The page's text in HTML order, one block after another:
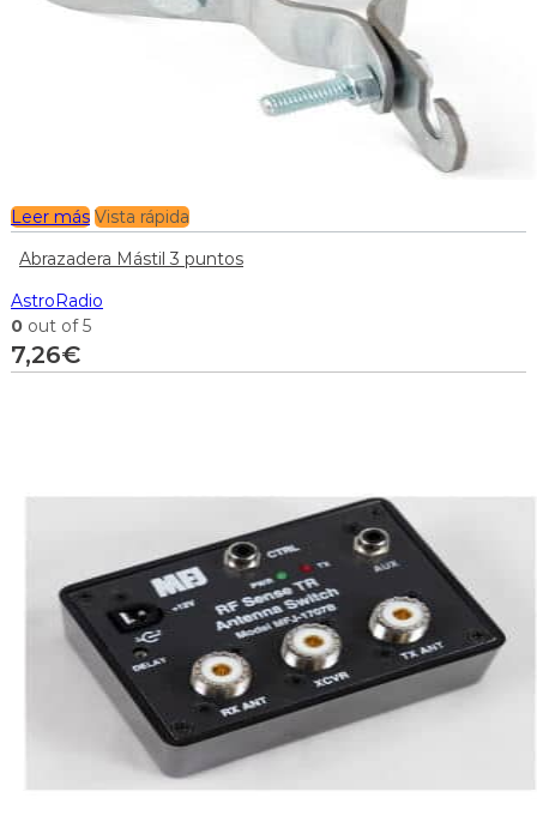
Leer más Vista rápida
Abrazadera Mástil 3 puntos
AstroRadio
0 out of 5
7,26€